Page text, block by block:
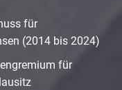
für
(2014 bis 2024)
für